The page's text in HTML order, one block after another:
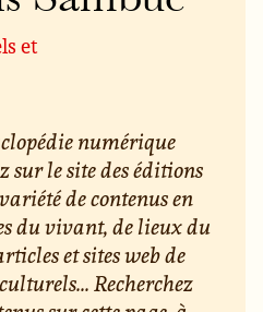
et
numérique
sur le site des éditions
de contenus en
du vivant, de lieux du
et sites web de
Recherchez